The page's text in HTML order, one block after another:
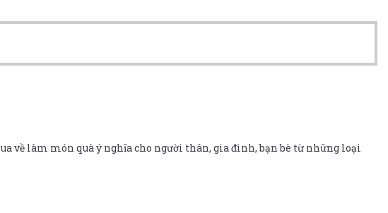
về làm món quà ý nghĩa cho người thân, gia đình, bạn bè từ những loại